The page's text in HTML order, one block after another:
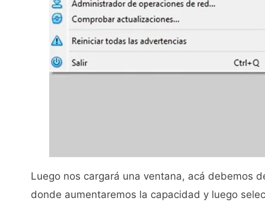
Luego nos cargará una ventana, acá debemos
donde aumentaremos la capacidad y luego